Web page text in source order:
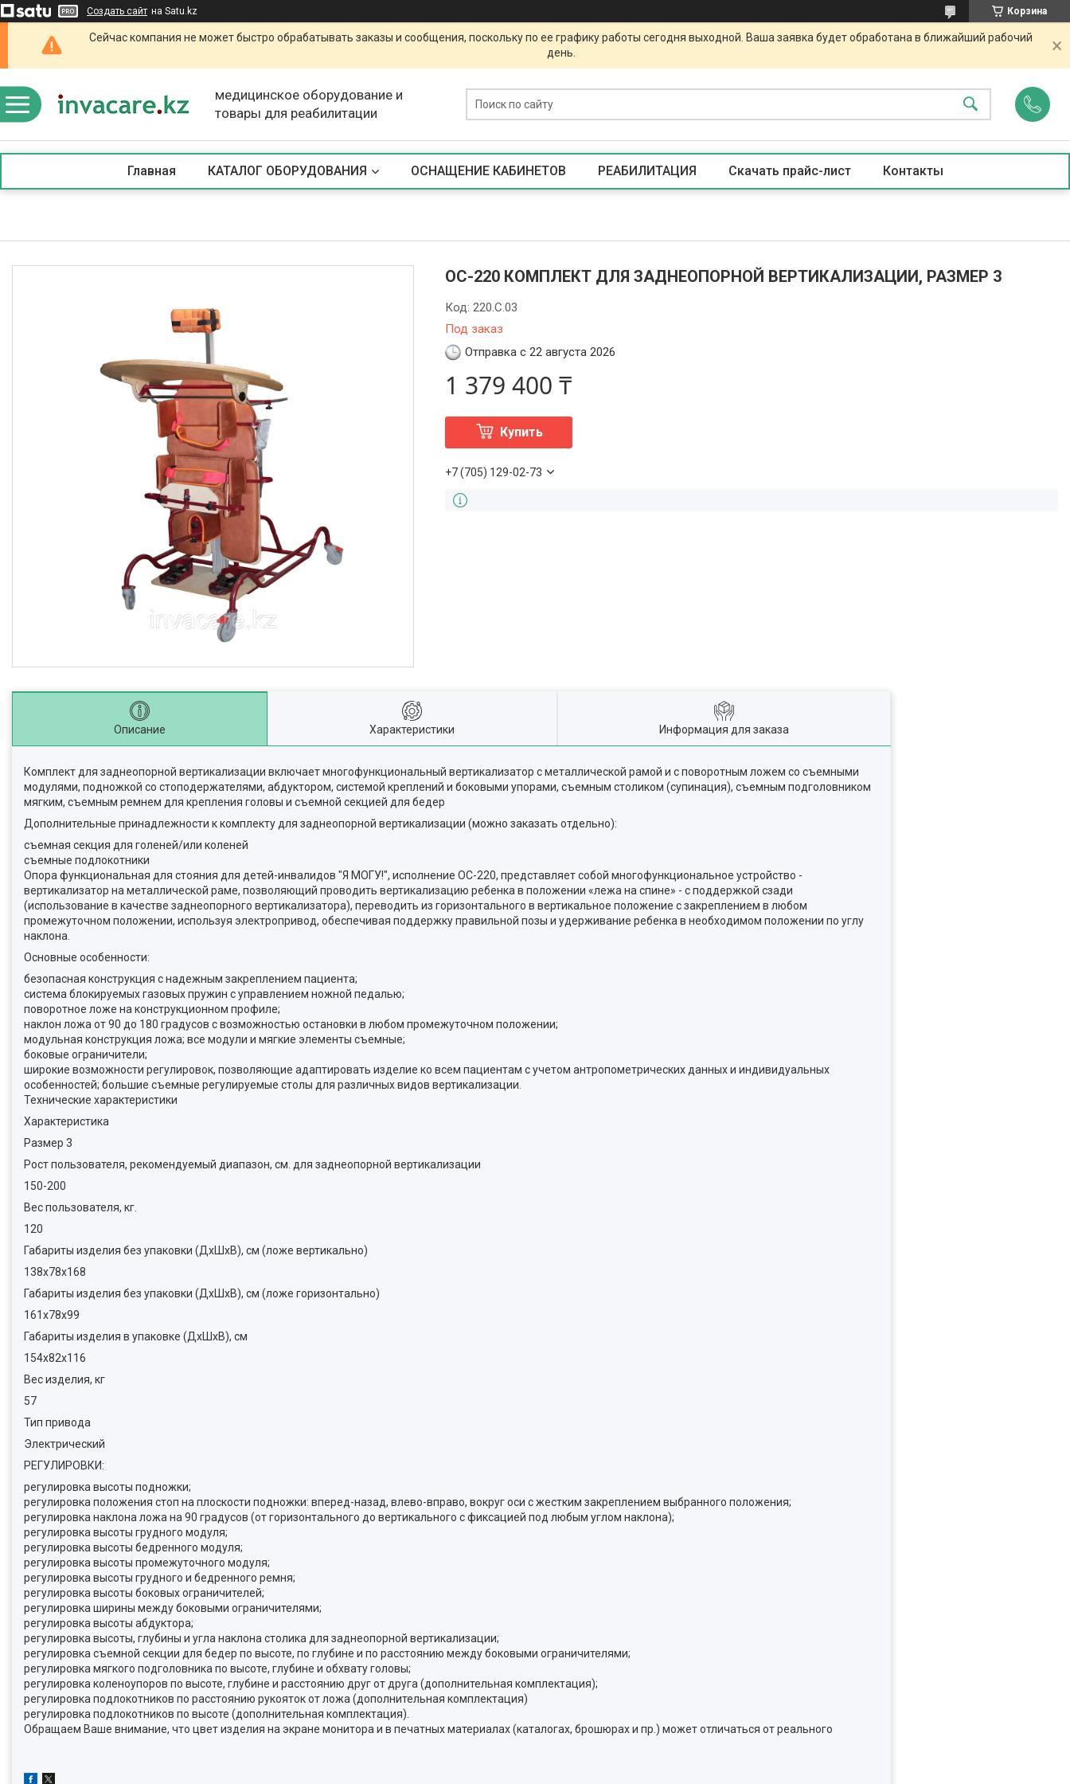
Создать сайт на Satu.kz Корзина
Сейчас компания не может быстро обрабатывать заказы и сообщения, поскольку по ее графику работы сегодня выходной. Ваша заявка будет обработана в ближайший рабочий
день.
медицинское оборудование и
товары для реабилитации
Главная КАТАЛОГ ОБОРУДОВАНИЯ ОСНАЩЕНИЕ КАБИНЕТОВ РЕАБИЛИТАЦИЯ Скачать прайс-лист Контакты
ОС-220 КОМПЛЕКТ ДЛЯ ЗАДНЕОПОРНОЙ ВЕРТИКАЛИЗАЦИИ, РАЗМЕР 3
Под заказ
Код:220.С.03
Отправка с 22 августа 2026
1 379 400 ₸
Купить
+7 (705) 129-02-73
Описание Характеристики Информация для заказа
Комплект для заднеопорной вертикализации включает многофункциональный вертикализатор с металлической рамой и с поворотным ложем со съемными
модулями, подножкой со стоподержателями, абдуктором, системой креплений и боковыми упорами, съемным столиком (супинация), съемным подголовником
мягким, съемным ремнем для крепления головы и съемной секцией для бедер
Дополнительные принадлежности к комплекту для заднеопорной вертикализации (можно заказать отдельно):
съемная секция для голеней/или коленей
съемные подлокотники
Опора функциональная для стояния для детей-инвалидов "Я МОГУ!", исполнение ОС-220, представляет собой многофункциональное устройство -
вертикализатор на металлической раме, позволяющий проводить вертикализацию ребенка в положении «лежа на спине» - с поддержкой сзади
(использование в качестве заднеопорного вертикализатора), переводить из горизонтального в вертикальное положение с закреплением в любом
промежуточном положении, используя электропривод, обеспечивая поддержку правильной позы и удерживание ребенка в необходимом положении по углу
наклона.
Основные особенности:
безопасная конструкция с надежным закреплением пациента;
система блокируемых газовых пружин с управлением ножной педалью;
поворотное ложе на конструкционном профиле;
наклон ложа от 90 до 180 градусов с возможностью остановки в любом промежуточном положении;
модульная конструкция ложа; все модули и мягкие элементы съемные;
боковые ограничители;
широкие возможности регулировок, позволяющие адаптировать изделие ко всем пациентам с учетом антропометрических данных и индивидуальных
особенностей; большие съемные регулируемые столы для различных видов вертикализации.
Технические характеристики
Характеристика
Размер 3
Рост пользователя, рекомендуемый диапазон, см. для заднеопорной вертикализации
150-200
Вес пользователя, кг.
120
Габариты изделия без упаковки (ДхШхВ), см (ложе вертикально)
138х78х168
Габариты изделия без упаковки (ДхШхВ), см (ложе горизонтально)
161х78х99
Габариты изделия в упаковке (ДхШхВ), см
154х82х116
Вес изделия, кг
57
Тип привода
Электрический
РЕГУЛИРОВКИ:
регулировка высоты подножки;
регулировка положения стоп на плоскости подножки: вперед-назад, влево-вправо, вокруг оси с жестким закреплением выбранного положения;
регулировка наклона ложа на 90 градусов (от горизонтального до вертикального с фиксацией под любым углом наклона);
регулировка высоты грудного модуля;
регулировка высоты бедренного модуля;
регулировка высоты промежуточного модуля;
регулировка высоты грудного и бедренного ремня;
регулировка высоты боковых ограничителей;
регулировка ширины между боковыми ограничителями;
регулировка высоты абдуктора;
регулировка высоты, глубины и угла наклона столика для заднеопорной вертикализации;
регулировка съемной секции для бедер по высоте, по глубине и по расстоянию между боковыми ограничителями;
регулировка мягкого подголовника по высоте, глубине и обхвату головы;
регулировка коленоупоров по высоте, глубине и расстоянию друг от друга (дополнительная комплектация);
регулировка подлокотников по расстоянию рукояток от ложа (дополнительная комплектация)
регулировка подлокотников по высоте (дополнительная комплектация).
Обращаем Ваше внимание, что цвет изделия на экране монитора и в печатных материалах (каталогах, брошюрах и пр.) может отличаться от реального